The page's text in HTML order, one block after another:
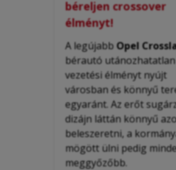
béreljen crossover
élményt!
A legújabbOpel
bérautó utánozhatatlan
vezetési élményt nyújt
városban és könnyű
egyaránt. Az erőt
dizájn láttán könnyű
beleszeretni, a
mögött ülni pedig
meggyőzőbb.